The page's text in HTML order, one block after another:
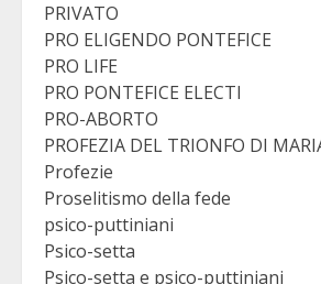
PRIVATO
PRO ELIGENDO PONTEFICE
PRO LIFE
PRO PONTEFICE ELECTI
PRO-ABORTO
PROFEZIA DEL TRIONFO DI
Profezie
Proselitismo della fede
psico-puttiniani
Psico-setta
Psico-setta e psico-puttiniani